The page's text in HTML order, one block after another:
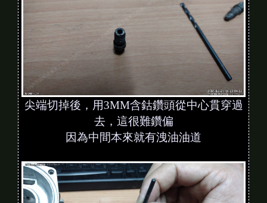
尖端切掉後，用3MM含鈷鑽頭從中心貫穿過
去，這很難鑽偏
因為中間本來就有洩油油道